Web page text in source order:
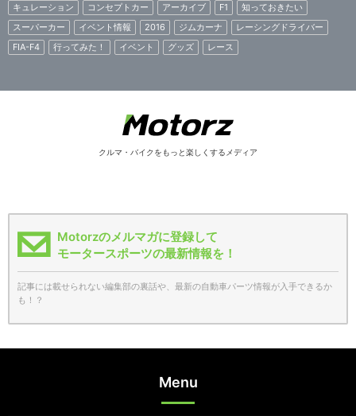
キュレーション
コンセプトカー アーカイブ F1
知っておきたい
スーパーカー
イベント情報 2016 ジムカーナ
レーシングドライバー
FIA-F4
行ってみた！ イベント グッズ レース
クルマ・バイクをもっと楽しくするメディア
Motorzのメルマガに登録して
モータースポーツの最新情報を！
記事には載せられない編集部の裏話や、最新の自動車パーツ情報が入手できるか
も！？
Menu